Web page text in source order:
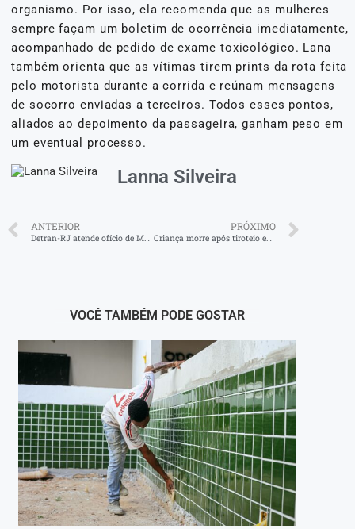
organismo. Por isso, ela recomenda que as mulheres
sempre façam um boletim de ocorrência imediatamente,
acompanhado de pedido de exame toxicológico. Lana
também orienta que as vítimas tirem prints da rota feita
pelo motorista durante a corrida e reúnam mensagens
de socorro enviadas a terceiros. Todos esses pontos,
aliados ao depoimento da passageira, ganham peso em
um eventual processo.
Lanna Silveira
ANTERIOR PRÓXIMO
Criança morre após tiroteio em Paraty
VOCÊ TAMBÉM PODE GOSTAR